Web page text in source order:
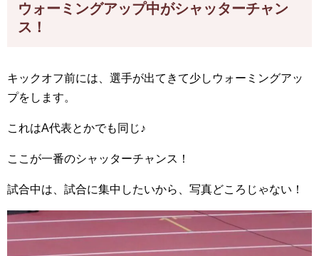
ウォーミングアップ中がシャッターチャン
ス！
キックオフ前には、選手が出てきて少しウォーミングアッ
プをします。
これはA代表とかでも同じ♪
ここが一番のシャッターチャンス！
試合中は、試合に集中したいから、写真どころじゃない！